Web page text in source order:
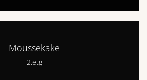
Moussekake
2.etg